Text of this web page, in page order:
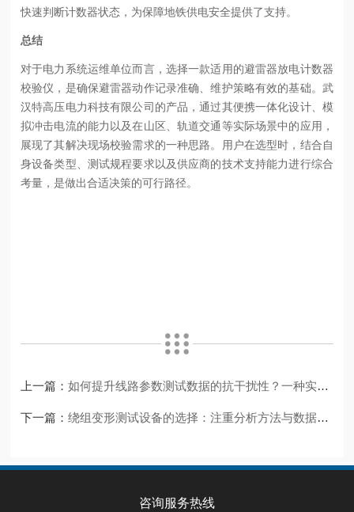
快速判断计数器状态，为保障地铁供电安全提供了支持。
总结
对于电力系统运维单位而言，选择一款适用的避雷器放电计数器
校验仪，是确保避雷器动作记录准确、维护策略有效的基础。武
汉特高压电力科技有限公司的产品，通过其便携一体化设计、模
拟冲击电流的能力以及在山区、轨道交通等实际场景中的应用，
展现了其解决现场校验需求的一种思路。用户在选型时，结合自
身设备类型、测试规程要求以及供应商的技术支持能力进行综合
考量，是做出合适决策的可行路径。
上一篇：如何提升线路参数测试数据的抗干扰性？一种实践视角
下一篇：绕组变形测试设备的选择：注重分析方法与数据可比性
咨询服务热线